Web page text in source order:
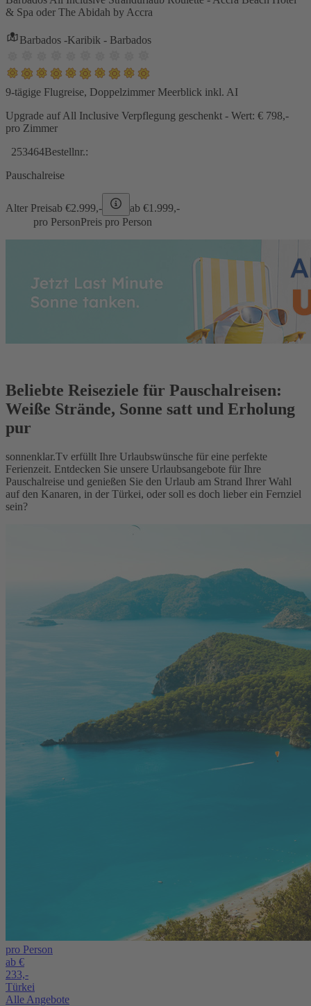
& Spa oder The Abidah by Accra
Barbados -Karibik - Barbados
9-tägige Flugreise, Doppelzimmer Meerblick inkl. AI
Upgrade auf All Inclusive Verpflegung geschenkt - Wert: € 798,-
pro Zimmer
253464Bestellnr.:
Pauschalreise
Alter Preisab €2.999,- ab €1.999,-
pro PersonPreis pro Person
Beliebte Reiseziele für Pauschalreisen:
Weiße Strände, Sonne satt und Erholung
pur
sonnenklar.Tv erfüllt Ihre Urlaubswünsche für eine perfekte
Ferienzeit. Entdecken Sie unsere Urlaubsangebote für Ihre
Pauschalreise und genießen Sie den Urlaub am Strand Ihrer Wahl
auf den Kanaren, in der Türkei, oder soll es doch lieber ein Fernziel
sein?
pro Person
ab €
233,-
Türkei
Alle Angebote